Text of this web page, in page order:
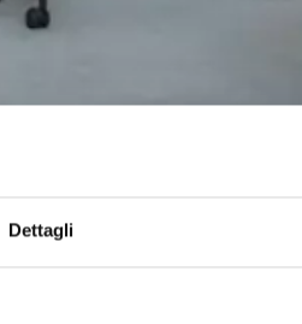
Dettagli